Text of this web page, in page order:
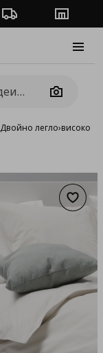
Проследяване на
Camera
Двойно легло›високо